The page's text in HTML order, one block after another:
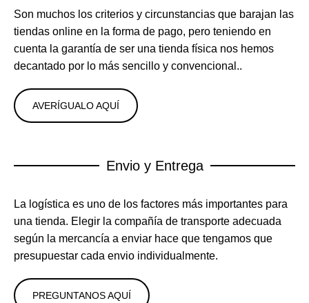
Son muchos los criterios y circunstancias que barajan las
tiendas online en la forma de pago, pero teniendo en
cuenta la garantía de ser una tienda física nos hemos
decantado por lo más sencillo y convencional..
AVERÍGUALO AQUÍ
Envio y Entrega
La logística es uno de los factores más importantes para
una tienda. Elegir la compañía de transporte adecuada
según la mercancía a enviar hace que tengamos que
presupuestar cada envio individualmente.
PREGUNTANOS AQUÍ